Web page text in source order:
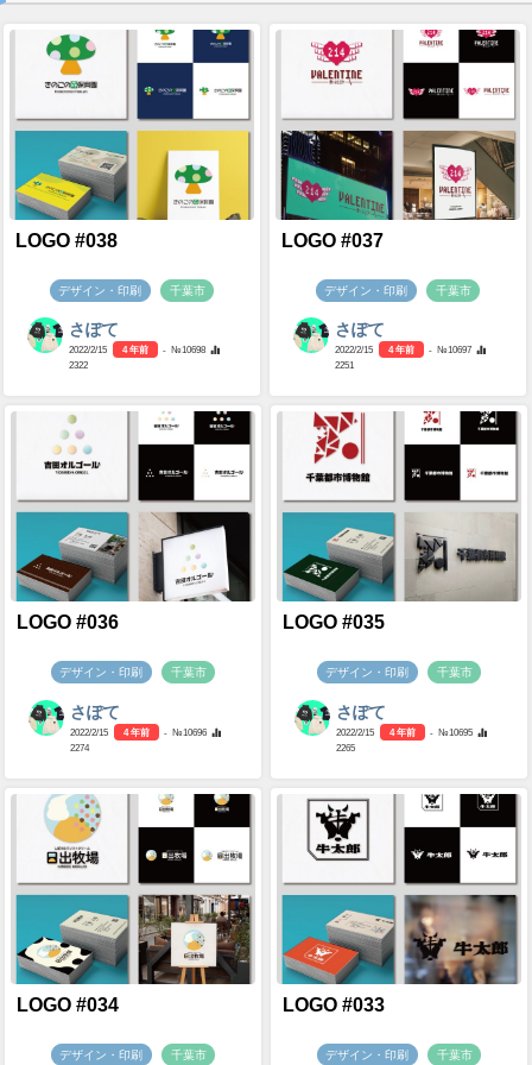
LOGO #038
デザイン・印刷 千葉市
さぽて
2022/2/15 4 年前
- №10698
2322
LOGO #037
デザイン・印刷 千葉市
さぽて
2022/2/15 4 年前
- №10697
2251
LOGO #036
デザイン・印刷 千葉市
さぽて
2022/2/15 4 年前
- №10696
2274
LOGO #035
デザイン・印刷 千葉市
さぽて
2022/2/15 4 年前
- №10695
2265
LOGO #034
デザイン・印刷 千葉市
LOGO #033
デザイン・印刷 千葉市